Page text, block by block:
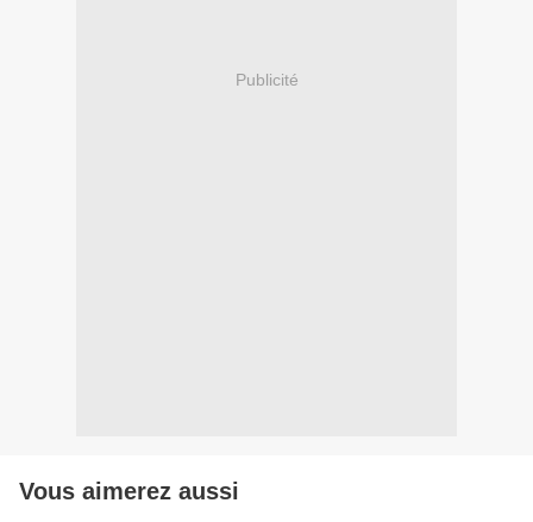
Publicité
Vous aimerez aussi